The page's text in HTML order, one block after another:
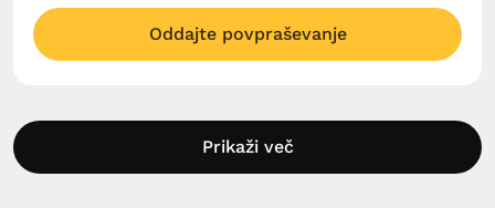
Oddajte povpraševanje
Prikaži več